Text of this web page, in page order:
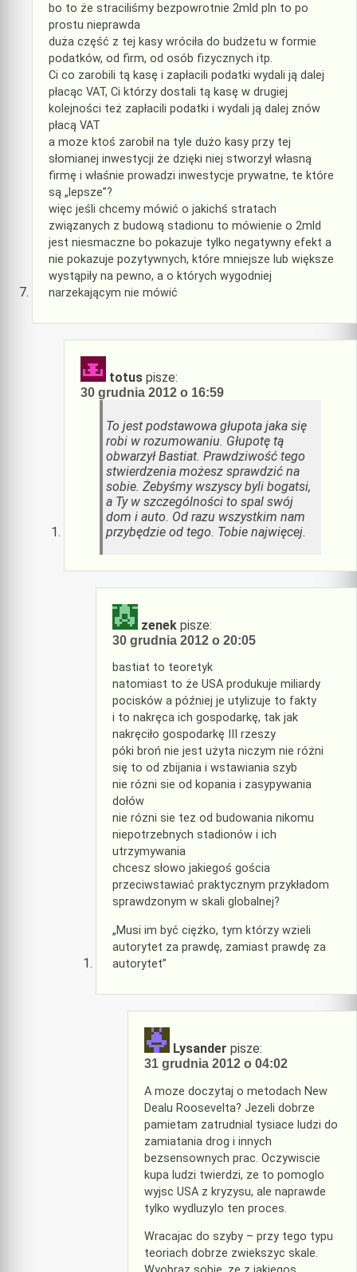
bo to że straciliśmy bezpowrotnie 2mld pln to po
prostu nieprawda
duża część z tej kasy wróciła do budżetu w formie
podatków, od firm, od osób fizycznych itp.
Ci co zarobili tą kasę i zapłacili podatki wydali ją dalej
płacąc VAT, Ci którzy dostali tą kasę w drugiej
kolejności też zapłacili podatki i wydali ją dalej znów
płacą VAT
a moze ktoś zarobił na tyle dużo kasy przy tej
słomianej inwestycji że dzięki niej stworzył własną
firmę i właśnie prowadzi inwestycje prywatne, te które
są „lepsze”?
więc jeśli chcemy mówić o jakichś stratach
związanych z budową stadionu to mówienie o 2mld
jest niesmaczne bo pokazuje tylko negatywny efekt a
nie pokazuje pozytywnych, które mniejsze lub większe
wystąpiły na pewno, a o których wygodniej
narzekającym nie mówić
totus pisze:
30 grudnia 2012 o 16:59
To jest podstawowa głupota jaka się
robi w rozumowaniu. Głupotę tą
obwarzył Bastiat. Prawdziwość tego
stwierdzenia możesz sprawdzić na
sobie. Żebyśmy wszyscy byli bogatsi,
a Ty w szczególności to spal swój
dom i auto. Od razu wszystkim nam
przybędzie od tego. Tobie najwięcej.
zenek pisze:
30 grudnia 2012 o 20:05
bastiat to teoretyk
natomiast to że USA produkuje miliardy
pocisków a później je utylizuje to fakty
i to nakręca ich gospodarkę, tak jak
nakręciło gospodarkę III rzeszy
póki broń nie jest użyta niczym nie różni
się to od zbijania i wstawiania szyb
nie rózni sie od kopania i zasypywania
dołów
nie rózni sie tez od budowania nikomu
niepotrzebnych stadionów i ich
utrzymywania
chcesz słowo jakiegoś gościa
przeciwstawiać praktycznym przykładom
sprawdzonym w skali globalnej?
„Musi im być ciężko, tym którzy wzieli
autorytet za prawdę, zamiast prawdę za
autorytet”
Lysander pisze:
31 grudnia 2012 o 04:02
A moze doczytaj o metodach New
Dealu Roosevelta? Jezeli dobrze
pamietam zatrudnial tysiace ludzi do
zamiatania drog i innych
bezsensownych prac. Oczywiscie
kupa ludzi twierdzi, ze to pomoglo
wyjsc USA z kryzysu, ale naprawde
tylko wydluzylo ten proces.
Wracajac do szyby – przy tego typu
teoriach dobrze zwiekszyc skale.